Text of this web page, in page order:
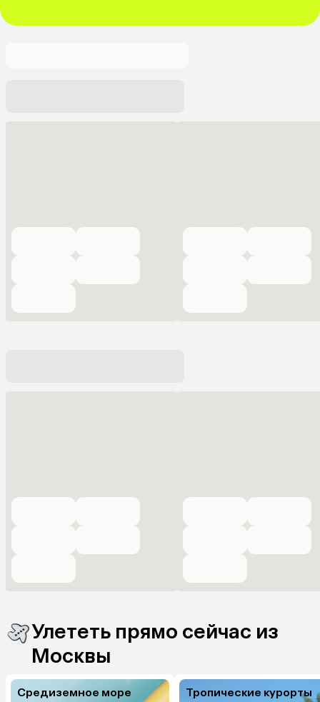
Улететь прямо сейчас из
Москвы
Средиземное море Тропические курорты